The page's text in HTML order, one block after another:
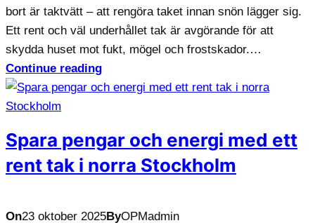
bort är taktvätt – att rengöra taket innan snön lägger sig.
Ett rent och väl underhållet tak är avgörande för att
skydda huset mot fukt, mögel och frostskador.…
Continue reading
Spara pengar och energi med ett
rent tak i norra Stockholm
On23 oktober 2025ByOPMadmin